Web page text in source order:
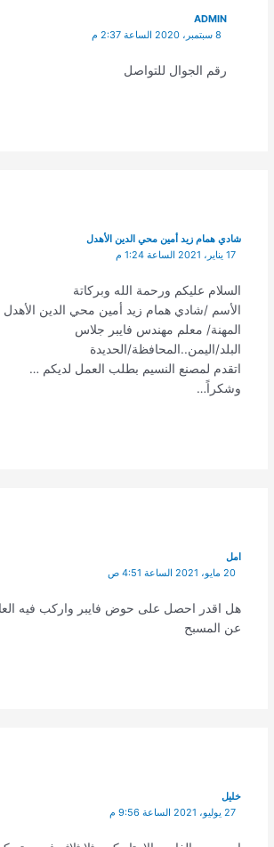
ADMIN
8 سبتمبر، 2020 الساعة 2:37 م
رقم الجوال للتواصل
شادي همام زيد أمين محي الدين الأهدل
17 يناير، 2021 الساعة 1:24 م
السلام عليكم ورحمة الله وبركاتة
الأسم /شادي همام زيد أمين محي الدين الأهدل
المهنة/ معلم مهندس فايبر جلاس
البلد/اليمن..المحافظة/الحديدة
اتقدم لمصنع النسيم بطلب العمل لديكم …
وشكراً…
امل
20 مايو، 2021 الساعة 4:51 ص
هل اقدر احصل على حوض فايبر واركب فيه
عن المسبح
خليل
27 يوليو، 2021 الساعة 9:56 م